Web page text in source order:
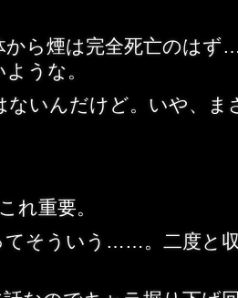
から煙は完全死亡のは
うな。
ないんだけど。いや、ま
重要。
てそういう……。二度と